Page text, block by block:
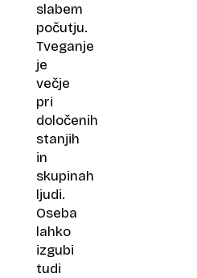
slabem
počutju.
Tveganje
je
večje
pri
določenih
stanjih
in
skupinah
ljudi.
Oseba
lahko
izgubi
tudi